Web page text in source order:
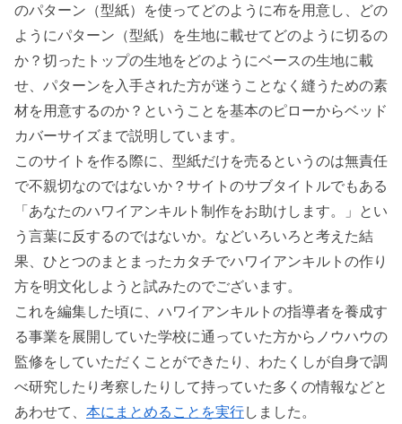
のパターン（型紙）を使ってどのように布を用意し、どの
ようにパターン（型紙）を生地に載せてどのように切るの
か？切ったトップの生地をどのようにベースの生地に載
せ、パターンを入手された方が迷うことなく縫うための素
材を用意するのか？ということを基本のピローからベッド
カバーサイズまで説明しています。
このサイトを作る際に、型紙だけを売るというのは無責任
で不親切なのではないか？サイトのサブタイトルでもある
「あなたのハワイアンキルト制作をお助けします。」とい
う言葉に反するのではないか。などいろいろと考えた結
果、ひとつのまとまったカタチでハワイアンキルトの作り
方を明文化しようと試みたのでございます。
これを編集した頃に、ハワイアンキルトの指導者を養成す
る事業を展開していた学校に通っていた方からノウハウの
監修をしていただくことができたり、わたくしが自身で調
べ研究したり考察したりして持っていた多くの情報などと
あわせて、 本にまとめることを実行しました。